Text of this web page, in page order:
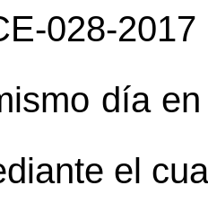
028-
día
el